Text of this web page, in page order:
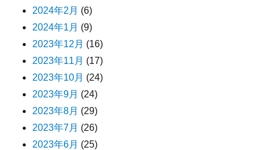
2024年2月 (6)
2024年1月 (9)
2023年12月 (16)
2023年11月 (17)
2023年10月 (24)
2023年9月 (24)
2023年8月 (29)
2023年7月 (26)
2023年6月 (25)